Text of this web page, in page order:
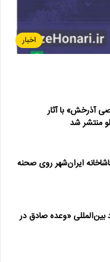
اخبار
آذرخش» با آثار
منتشر شد
ایران‌شهر روی صحنه
بین‌المللی «وعده صادق در